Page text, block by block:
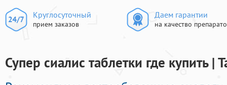
Круглосуточный
прием заказов
Даем гарантии
на качество
Супер сиалис таблетки где купить |